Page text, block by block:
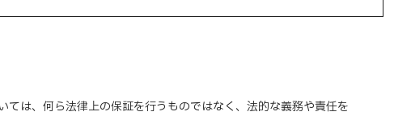
は、何ら法律上の保証を行うものではなく、法的な義務や責任を